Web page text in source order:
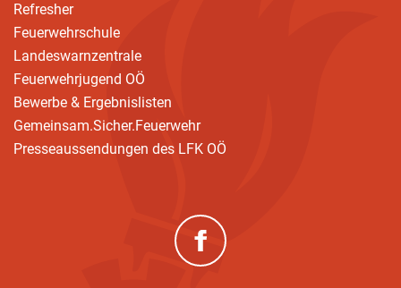
Refresher
Feuerwehrschule
Landeswarnzentrale
Feuerwehrjugend OÖ
Bewerbe & Ergebnislisten
Gemeinsam.Sicher.Feuerwehr
Presseaussendungen des LFK OÖ
(neues Fenster)